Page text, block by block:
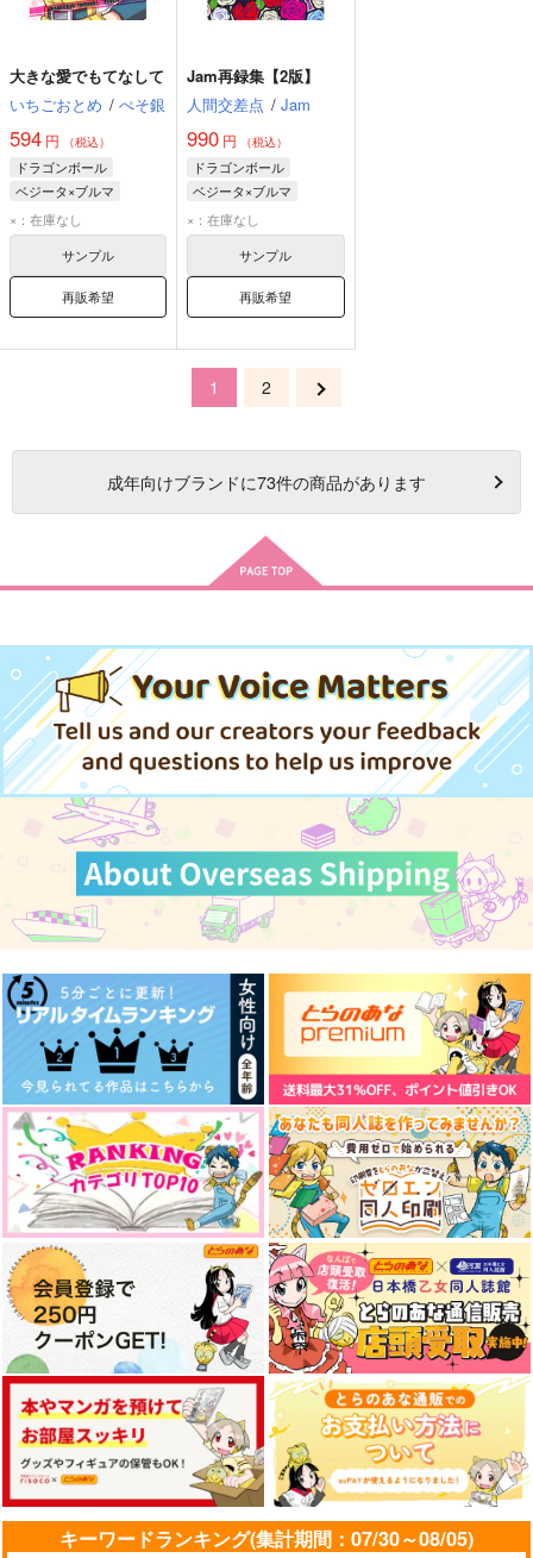
大きな愛でもてなして
いちごおとめ / ぺそ銀
594 円 （税込）
ドラゴンボール
ベジータ×ブルマ
ベジータ
×：在庫なし
サンプル
再販希望
Jam再録集【2版】
人間交差点 / Jam
990 円 （税込）
ドラゴンボール
ベジータ×ブルマ
ベジータ
×：在庫なし
サンプル
再販希望
1 2
成年向けブランドに73件の商品があります
キーワードランキング(集計期間：07/30～08/05)